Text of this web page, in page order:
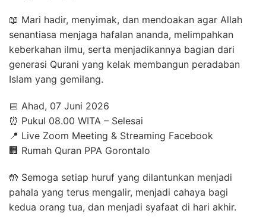
📖 Mari hadir, menyimak, dan mendoakan agar Allah
senantiasa menjaga hafalan ananda, melimpahkan
keberkahan ilmu, serta menjadikannya bagian dari
generasi Qurani yang kelak membangun peradaban
Islam yang gemilang.
📅 Ahad, 07 Juni 2026
⏰ Pukul 08.00 WITA – Selesai
📍 Live Zoom Meeting & Streaming Facebook
🏢 Rumah Quran PPA Gorontalo
🤲 Semoga setiap huruf yang dilantunkan menjadi
pahala yang terus mengalir, menjadi cahaya bagi
kedua orang tua, dan menjadi syafaat di hari akhir.